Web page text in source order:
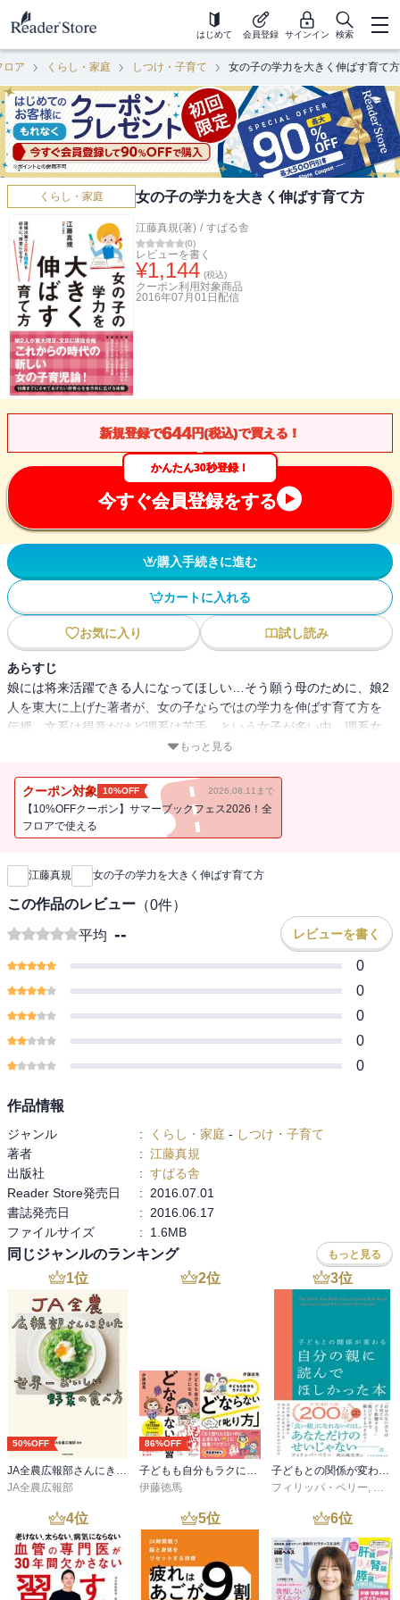
はじめて 会員登録 サインイン 検索
ロア くらし・家庭 しつけ・子育て 女の子の学力を大きく伸ばす育て方
くらし・家庭 女の子の学力を大きく伸ばす育て方
江藤真規(著) / すばる舎
(0)
レビューを書く
¥1,144 (税込)
クーポン利用対象商品
2016年07月01日 配信
新規登録で644円(税込)で買える！
かんたん30秒登録！
今すぐ会員登録をする
購入手続きに進む
カートに入れる
お気に入り 試し読み
あらすじ
娘には将来活躍できる人になってほしい…そう願う母のために、娘2
人を東大に上げた著者が、女の子ならではの学力を伸ばす育て方を
伝授。文系は得意だけど理系は苦手、という女子が多い中、理系女
子はもちろん、どちらも万遍なくできるという女子がいる。もちろ
かの差ではないか。女の子ほど、男の子の好みそうなこと（図鑑や
歴史小説、立体パズル、実験遊び、博物館や動物園…）を日常に取
り込み、興味関心の幅を意識的に広げてあげたい。成長が早く、何
まいがち。けれども、将来的に本当に伸びる子にするには、実は男
の子以上に戦略が必要になる。その方法を、育児レベルにまで踏み
込んで指南する。
もっと見る
クーポン対象 10%OFF 2026.08.11まで
【10%OFFクーポン】サマーブックフェス2026！全
フロアで使える
新刊通知
江藤真規 女の子の学力を大きく伸ばす育て方
この作品のレビュー （0件）
平均 -- レビューを書く
0
0
0
0
0
作品情報
ジャンル : くらし・家庭 - しつけ・子育て
著者
: 江藤真規
出版社
: すばる舎
Reader Store発売日
:
2016.07.01
書誌発売日
:
2016.06.17
ファイルサイズ
: 1.6MB
同じジャンルのランキング もっと見る
1位
50%OFF
JA全農広報部さんにきいた 世界一おいしい野菜の食べ方
JA全農広報部
2位
86%OFF
子どもも自分もラクになる どならない練習＋どならない叱り方【2冊合本版】
伊藤徳馬
3位
子どもとの関係が変わる自分の親に読んでほしかった本
フィリッパ・ペリー, 高山
4位 5位 6位